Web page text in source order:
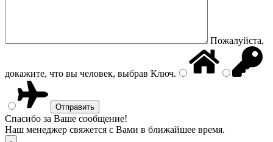
Пожалуйста,
докажите, что вы человек, выбрав Ключ.
Спасибо за Ваше сообщение!
Наш менеджер свяжется с Вами в ближайшее время.